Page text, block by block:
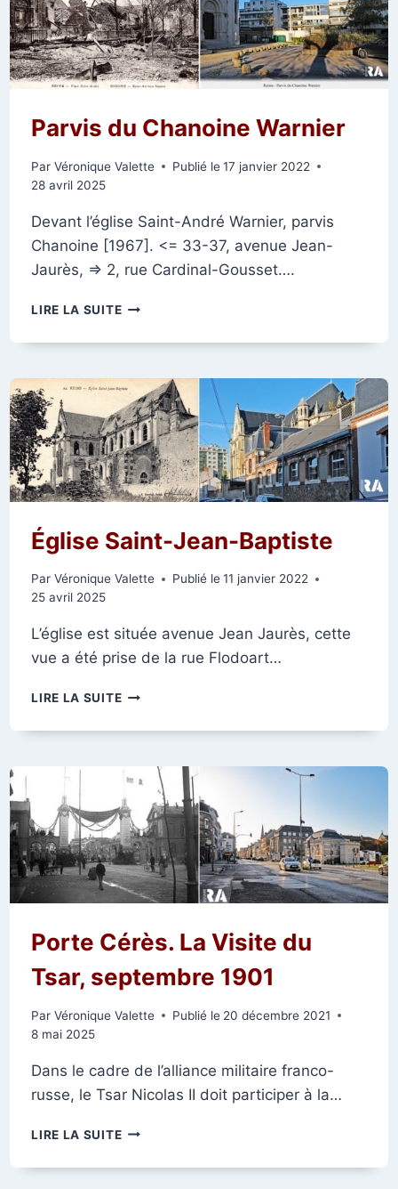
OCTROIS
DE
L’AVENUE
JEAN-
JAURÈS
Parvis du Chanoine Warnier
Par Véronique Valette Publié le 17 janvier 2022
28 avril 2025
Devant l’église Saint-André Warnier, parvis
Chanoine [1967]. <= 33-37, avenue Jean-
Jaurès, => 2, rue Cardinal-Gousset….
LIRE LA SUITEPARVIS
CHANOINE
Église Saint-Jean-Baptiste
Par Véronique Valette Publié le 11 janvier 2022
25 avril 2025
L’église est située avenue Jean Jaurès, cette
vue a été prise de la rue Flodoart…
LIRE LA SUITEÉGLISE
JEAN-
Porte Cérès. La Visite du
Tsar, septembre 1901
Par Véronique Valette Publié le 20 décembre 2021
8 mai 2025
Dans le cadre de l’alliance militaire franco-
russe, le Tsar Nicolas II doit participer à la…
LIRE LA SUITEPORTE
LA